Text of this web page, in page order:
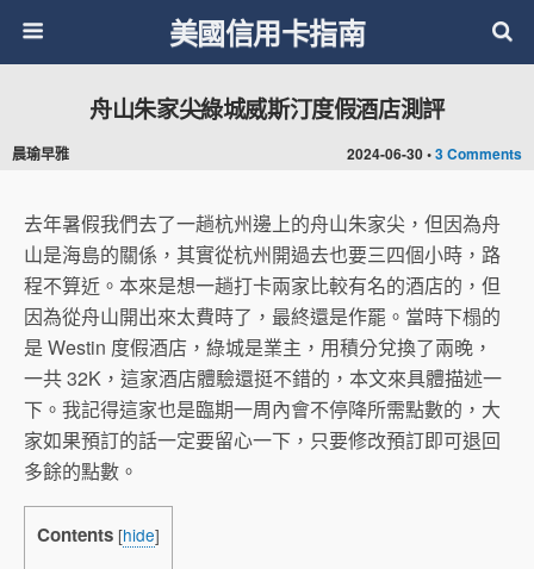
美國信用卡指南
2024-06-30 •3 Comments
舟山朱家尖綠城威斯汀度假酒店測評
晨瑜早雅
去年暑假我們去了一趟杭州邊上的舟山朱家尖，但因為舟
山是海島的關係，其實從杭州開過去也要三四個小時，路
程不算近。本來是想一趟打卡兩家比較有名的酒店的，但
因為從舟山開出來太費時了，最終還是作罷。當時下榻的
是 Westin 度假酒店，綠城是業主，用積分兌換了兩晚，
一共 32K，這家酒店體驗還挺不錯的，本文來具體描述一
下。我記得這家也是臨期一周內會不停降所需點數的，大
家如果預訂的話一定要留心一下，只要修改預訂即可退回
多餘的點數。
Contents [hide]